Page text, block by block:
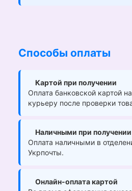
Способы оплаты
Картой при получении
Оплата банковской картой
курьеру после проверки
Наличными при получении
Оплата наличными в
Укрпочты.
Онлайн-оплата картой